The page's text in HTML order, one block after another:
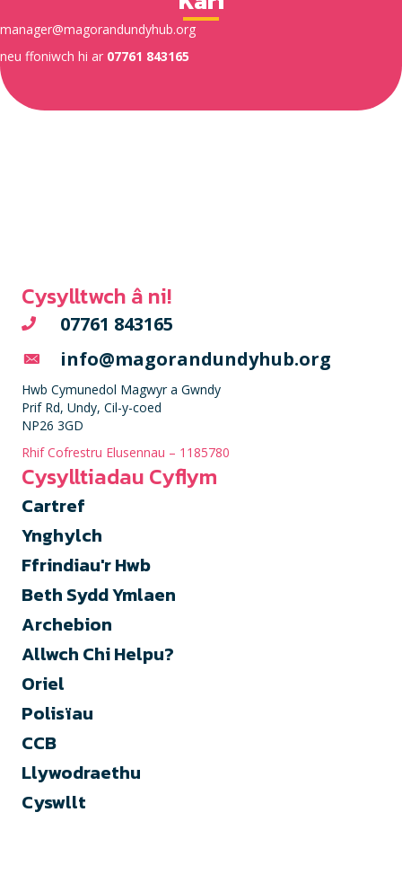
manager@magorandundyhub.org
neu ffoniwch hi ar 07761 843165
Cysylltwch â ni!
07761 843165
info@magorandundyhub.org
Hwb Cymunedol Magwyr a Gwndy
Prif Rd, Undy, Cil-y-coed
NP26 3GD
Rhif Cofrestru Elusennau – 1185780
Cysylltiadau Cyflym
Cartref
Ynghylch
Ffrindiau'r Hwb
Beth Sydd Ymlaen
Archebion
Allwch Chi Helpu?
Oriel
Polisïau
CCB
Llywodraethu
Cyswllt